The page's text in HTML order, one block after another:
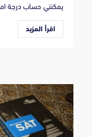
يمكنني حساب درجة
اقرأ المزيد